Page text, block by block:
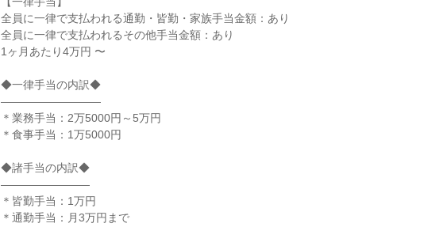
全員に一律で支払われる通勤・皆勤・家族手当金額：あり
全員に一律で支払われるその他手当金額：あり
1ヶ月あたり4万円 〜
◆一律手当の内訳◆
―――――――――
＊業務手当：2万5000円～5万円
＊食事手当：1万5000円
◆諸手当の内訳◆
――――――――
＊皆勤手当：1万円
＊通勤手当：月3万円まで